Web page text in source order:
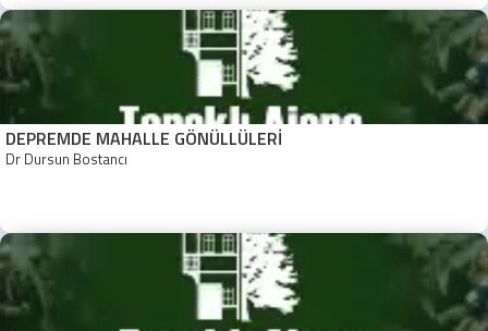
DEPREMDE MAHALLE GÖNÜLLÜLERİ
Dr Dursun Bostancı